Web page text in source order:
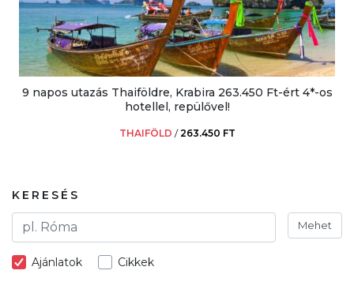
9 napos utazás Thaiföldre, Krabira 263.450 Ft-ért 4*-os
hotellel, repülővel!
THAIFÖLD /263.450 FT
KERESÉS
Mehet
Ajánlatok Cikkek